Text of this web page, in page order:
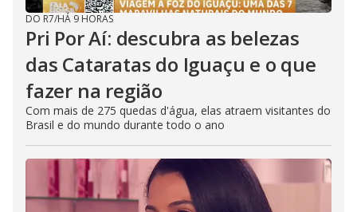
DO R7/HÁ 9 HORAS
Pri Por Aí: descubra as belezas
das Cataratas do Iguaçu e o que
fazer na região
Com mais de 275 quedas d'água, elas atraem visitantes do
Brasil e do mundo durante todo o ano